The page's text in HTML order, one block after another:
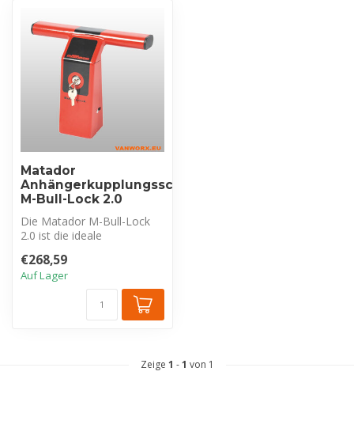
Matador
Anhängerkupplungsschutz
M-Bull-Lock 2.0
Die Matador M-Bull-Lock
2.0 ist die ideale
Lieferwagen, di...
€268,59
Auf Lager
Zeige 1 -1 von 1